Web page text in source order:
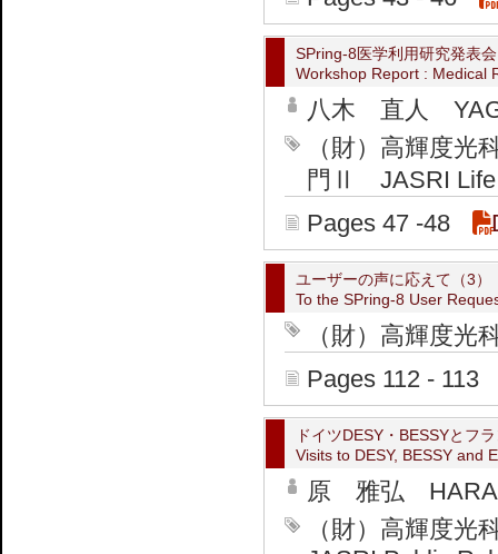
SPring-8医学利用研究発表会
Workshop Report : Medical
八木 直人
（財）高輝度
門Ⅱ JASRI Life
Pages 47 -48
ユーザーの声に応えて（3）
To the SPring-8 User
（財）高輝度
Pages 112 - 113
ドイツDESY・BESSYとフ
Visits to DESY, BESSY and
原 雅弘 HARA
（財）高輝度